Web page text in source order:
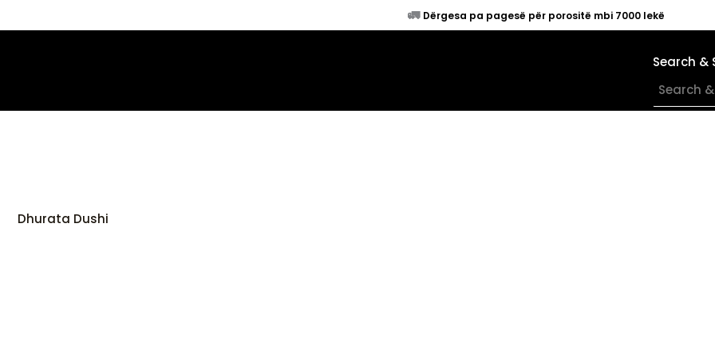
to
🚛 Dërgesa pa pagesë për porositë mbi 7000 lekë
Search &
×
Dhurata Dushi